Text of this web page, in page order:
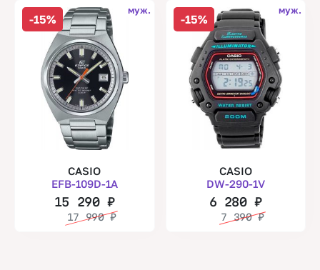
-15%
муж.
CASIO
EFB-109D-1A
15 290₽
17 990₽
-15%
муж.
CASIO
DW-290-1V
6 280₽
7 390₽